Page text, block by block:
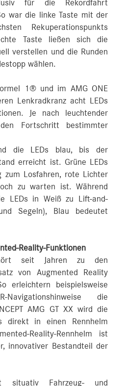
für die Rekordfahrt
war die linke Taste mit der
Rekuperationspunkts
Taste ließen sich die
verstellen und die Runden
wählen.
1® und im AMG ONE
Lenkradkranz acht LEDs
Je nach leuchtender
Fortschritt bestimmter
die LEDs blau, bis der
erreicht ist. Grüne LEDs
zum Losfahren, rote Lichter
zu warten ist. Während
LEDs in Weiß zu Lift-and-
Segeln), Blau bedeutet
Reality-Funktionen
seit Jahren zu den
von Augmented Reality
erleichtern beispielsweise
die
AMG GT XX wird die
direkt in einen Rennhelm
Reality-Rennhelm ist
innovativer Bestandteil der
situativ Fahrzeug- und